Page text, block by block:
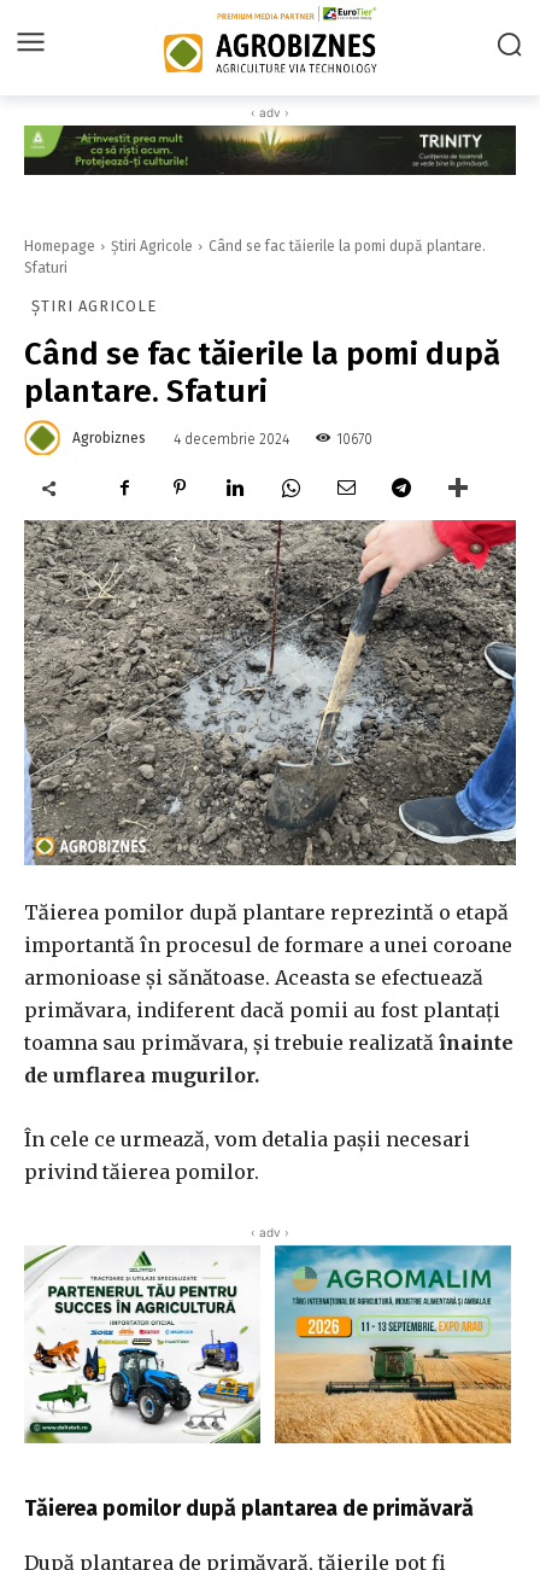
‹ adv ›
Homepage Știri Agricole
Când se fac tăierile la pomi după plantare.
Sfaturi
ȘTIRI AGRICOLE
Când se fac tăierile la pomi după
plantare. Sfaturi
Agrobiznes 4 decembrie 2024 10670
Tăierea pomilor după plantare reprezintă o etapă
importantă în procesul de formare a unei coroane
armonioase și sănătoase. Aceasta se efectuează
primăvara, indiferent dacă pomii au fost plantați
toamna sau primăvara, și trebuie realizată înainte
de umflarea mugurilor.
În cele ce urmează, vom detalia pașii necesari
privind tăierea pomilor.
‹ adv ›
Tăierea pomilor după plantarea de primăvară
După plantarea de primăvară, tăierile pot fi